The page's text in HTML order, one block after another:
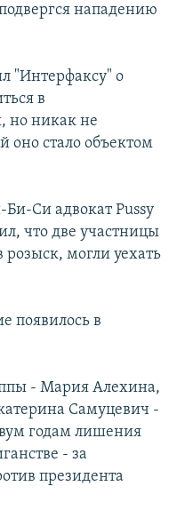
нападению
"Интерфаксу" о
в
но никак не
оно стало объектом
Си адвокат Pussy
что две участницы
могли уехать
появилось в
- Мария Алехина,
Самуцевич -
годам лишения
- за
президента